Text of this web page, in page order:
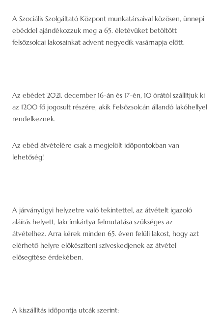
A Szociális Szolgáltató Központ munkatársaival közösen, ünnepi
ebéddel ajándékozzuk meg a 65. életévüket betöltött
felsőzsolcai lakosainkat advent negyedik vasárnapja előtt.
Az ebédet 2021. december 16-án és 17-én, 10 órától szállítjuk ki
az 1200 fő jogosult részére, akik Felsőzsolcán állandó lakóhellyel
rendelkeznek.
Az ebéd átvételére csak a megjelölt időpontokban van
lehetőség!
A járványügyi helyzetre való tekintettel, az átvételt igazoló
aláírás helyett, lakcímkártya felmutatása szükséges az
átvételhez. Arra kérek minden 65. éven felüli lakost, hogy azt
elérhető helyre előkészíteni szíveskedjenek az átvétel
elősegítése érdekében.
A kiszállítás időpontja utcák szerint: